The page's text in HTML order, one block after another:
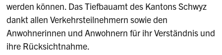
werden können. Das Tiefbauamt des Kantons Schwyz
dankt allen Verkehrsteilnehmern sowie den
Anwohnerinnen und Anwohnern für ihr Verständnis und
ihre Rücksichtnahme.